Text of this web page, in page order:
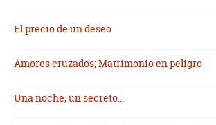
El precio de un deseo
Amores cruzados; Matrimonio en peligro
Una noche, un secreto...